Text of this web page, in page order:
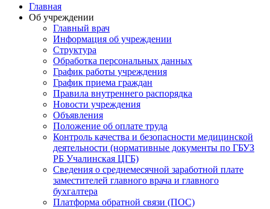
Главная
Об учреждении
Главный врач
Информация об учреждении
Структура
Обработка персональных данных
График работы учреждения
График приема граждан
Правила внутреннего распорядка
Новости учреждения
Объявления
Положение об оплате труда
Контроль качества и безопасности медицинской
деятельности (нормативные документы по ГБУЗ
РБ Учалинская ЦГБ)
Сведения о среднемесячной заработной плате
заместителей главного врача и главного
бухгалтера
Платформа обратной связи (ПОС)